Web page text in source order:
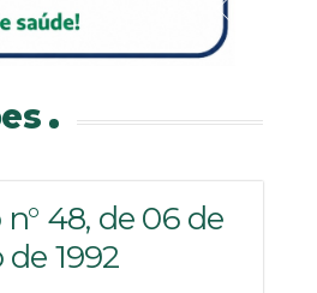
48, de 06 de
1992